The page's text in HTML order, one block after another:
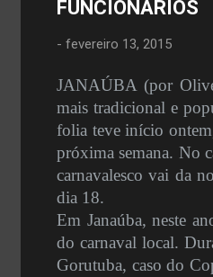
FUNCIONÁRIOS
- fevereiro 13, 2015
JANAÚBA (por
mais tradicional e
folia teve início
próxima semana. No
carnavalesco vai da
dia 18.
Em Janaúba, neste
do carnaval local.
Gorutuba, caso do